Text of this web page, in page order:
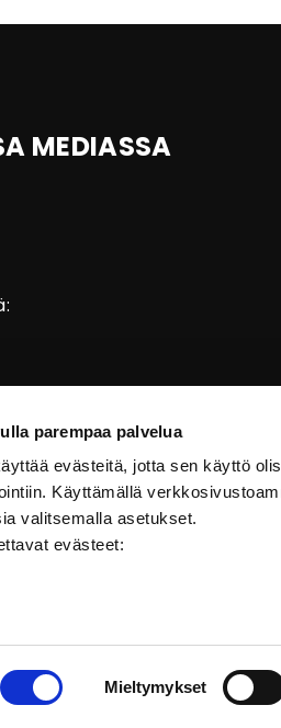
parempaa palvelua
evästeitä, jotta sen käyttö
Käyttämällä
valitsemalla asetukset.
evästeet:
Mieltymykset
MEDIASSA